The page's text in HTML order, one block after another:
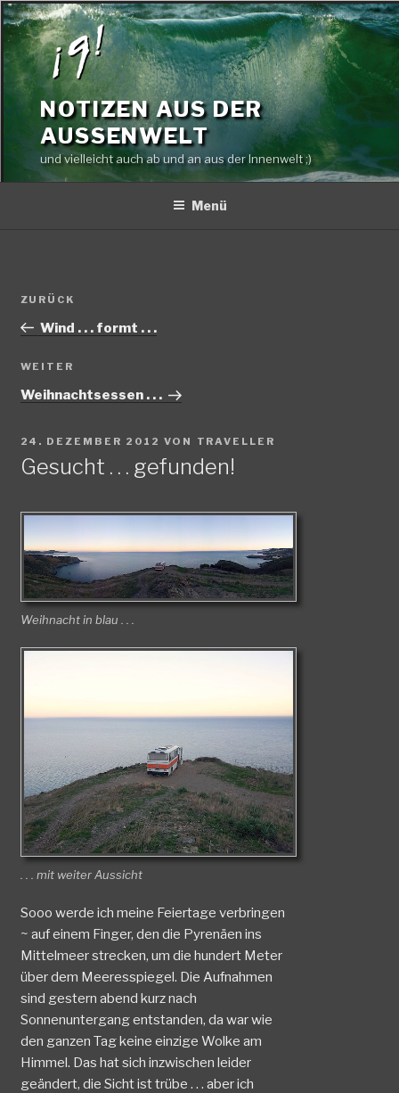
Zum
Inhalt
springen
NOTIZEN AUS DER
AUSSENWELT
und vielleicht auch ab und an aus der Innenwelt ;)
Menü
Beitragsnavigation
Vorheriger
Beitrag
ZURÜCK
Wind . . . formt . . .
Nächster
Beitrag
WEITER
Weihnachtsessen . . .
VERÖFFENTLICHT
AM
24. DEZEMBER 2012 VON TRAVELLER
Gesucht . . . gefunden!
Weihnacht in blau . . .
. . . mit weiter Aussicht
Sooo werde ich meine Feiertage verbringen
~ auf einem Finger, den die Pyrenäen ins
Mittelmeer strecken, um die hundert Meter
über dem Meeresspiegel. Die Aufnahmen
sind gestern abend kurz nach
Sonnenuntergang entstanden, da war wie
den ganzen Tag keine einzige Wolke am
Himmel. Das hat sich inzwischen leider
geändert, die Sicht ist trübe . . . aber ich